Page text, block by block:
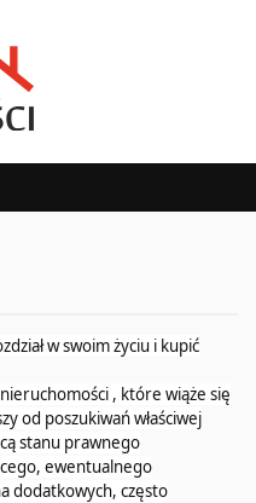
w swoim życiu i kupić
, które wiąże się
od poszukiwań właściwej
stanu prawnego
ewentualnego
dodatkowych, często